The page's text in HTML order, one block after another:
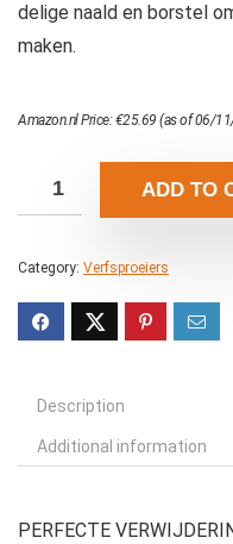
delige naald en borstel
maken.
Amazon.nl Price:€25.69 (as of 06/
ADD TO
Category: Verfsproeiers
Description
Additional information
PERFECTE